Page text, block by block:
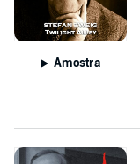
Amostra